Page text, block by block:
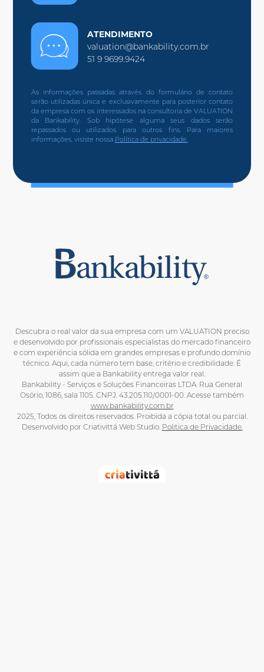
ATENDIMENTO
valuation@bankability.com.br
51 9 9699.9424
As informações passadas através do formulário de contato
serão utilizadas única e exclusivamente para posterior contato
da empresa com os interessados na consultoria de VALUATION
da Bankability. Sob hipótese alguma seus dados serão
repassados ou utilizados para outros fins. Para maiores
informações, visiste nossa Política de privacidade.
Descubra o real valor da sua empresa com um VALUATION preciso
e desenvolvido por profissionais especialistas do mercado financeiro
e com experiência sólida em grandes empresas e profundo domínio
técnico. Aqui, cada número tem base, critério e credibilidade. É
assim que a Bankability entrega valor real.
Bankability - Serviços e Soluções Financeiras LTDA. Rua General
Osório, 1086, sala 1105. CNPJ. 43.205.110/0001-00. Acesse também
www.bankability.com.br
2025, Todos os direitos reservados. Proibida a cópia total ou parcial.
Desenvolvido por Criativittá Web Studio. Politica de Privacidade.